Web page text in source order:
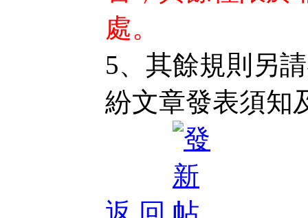
處。
5、其餘規則另
紛文章發表須知